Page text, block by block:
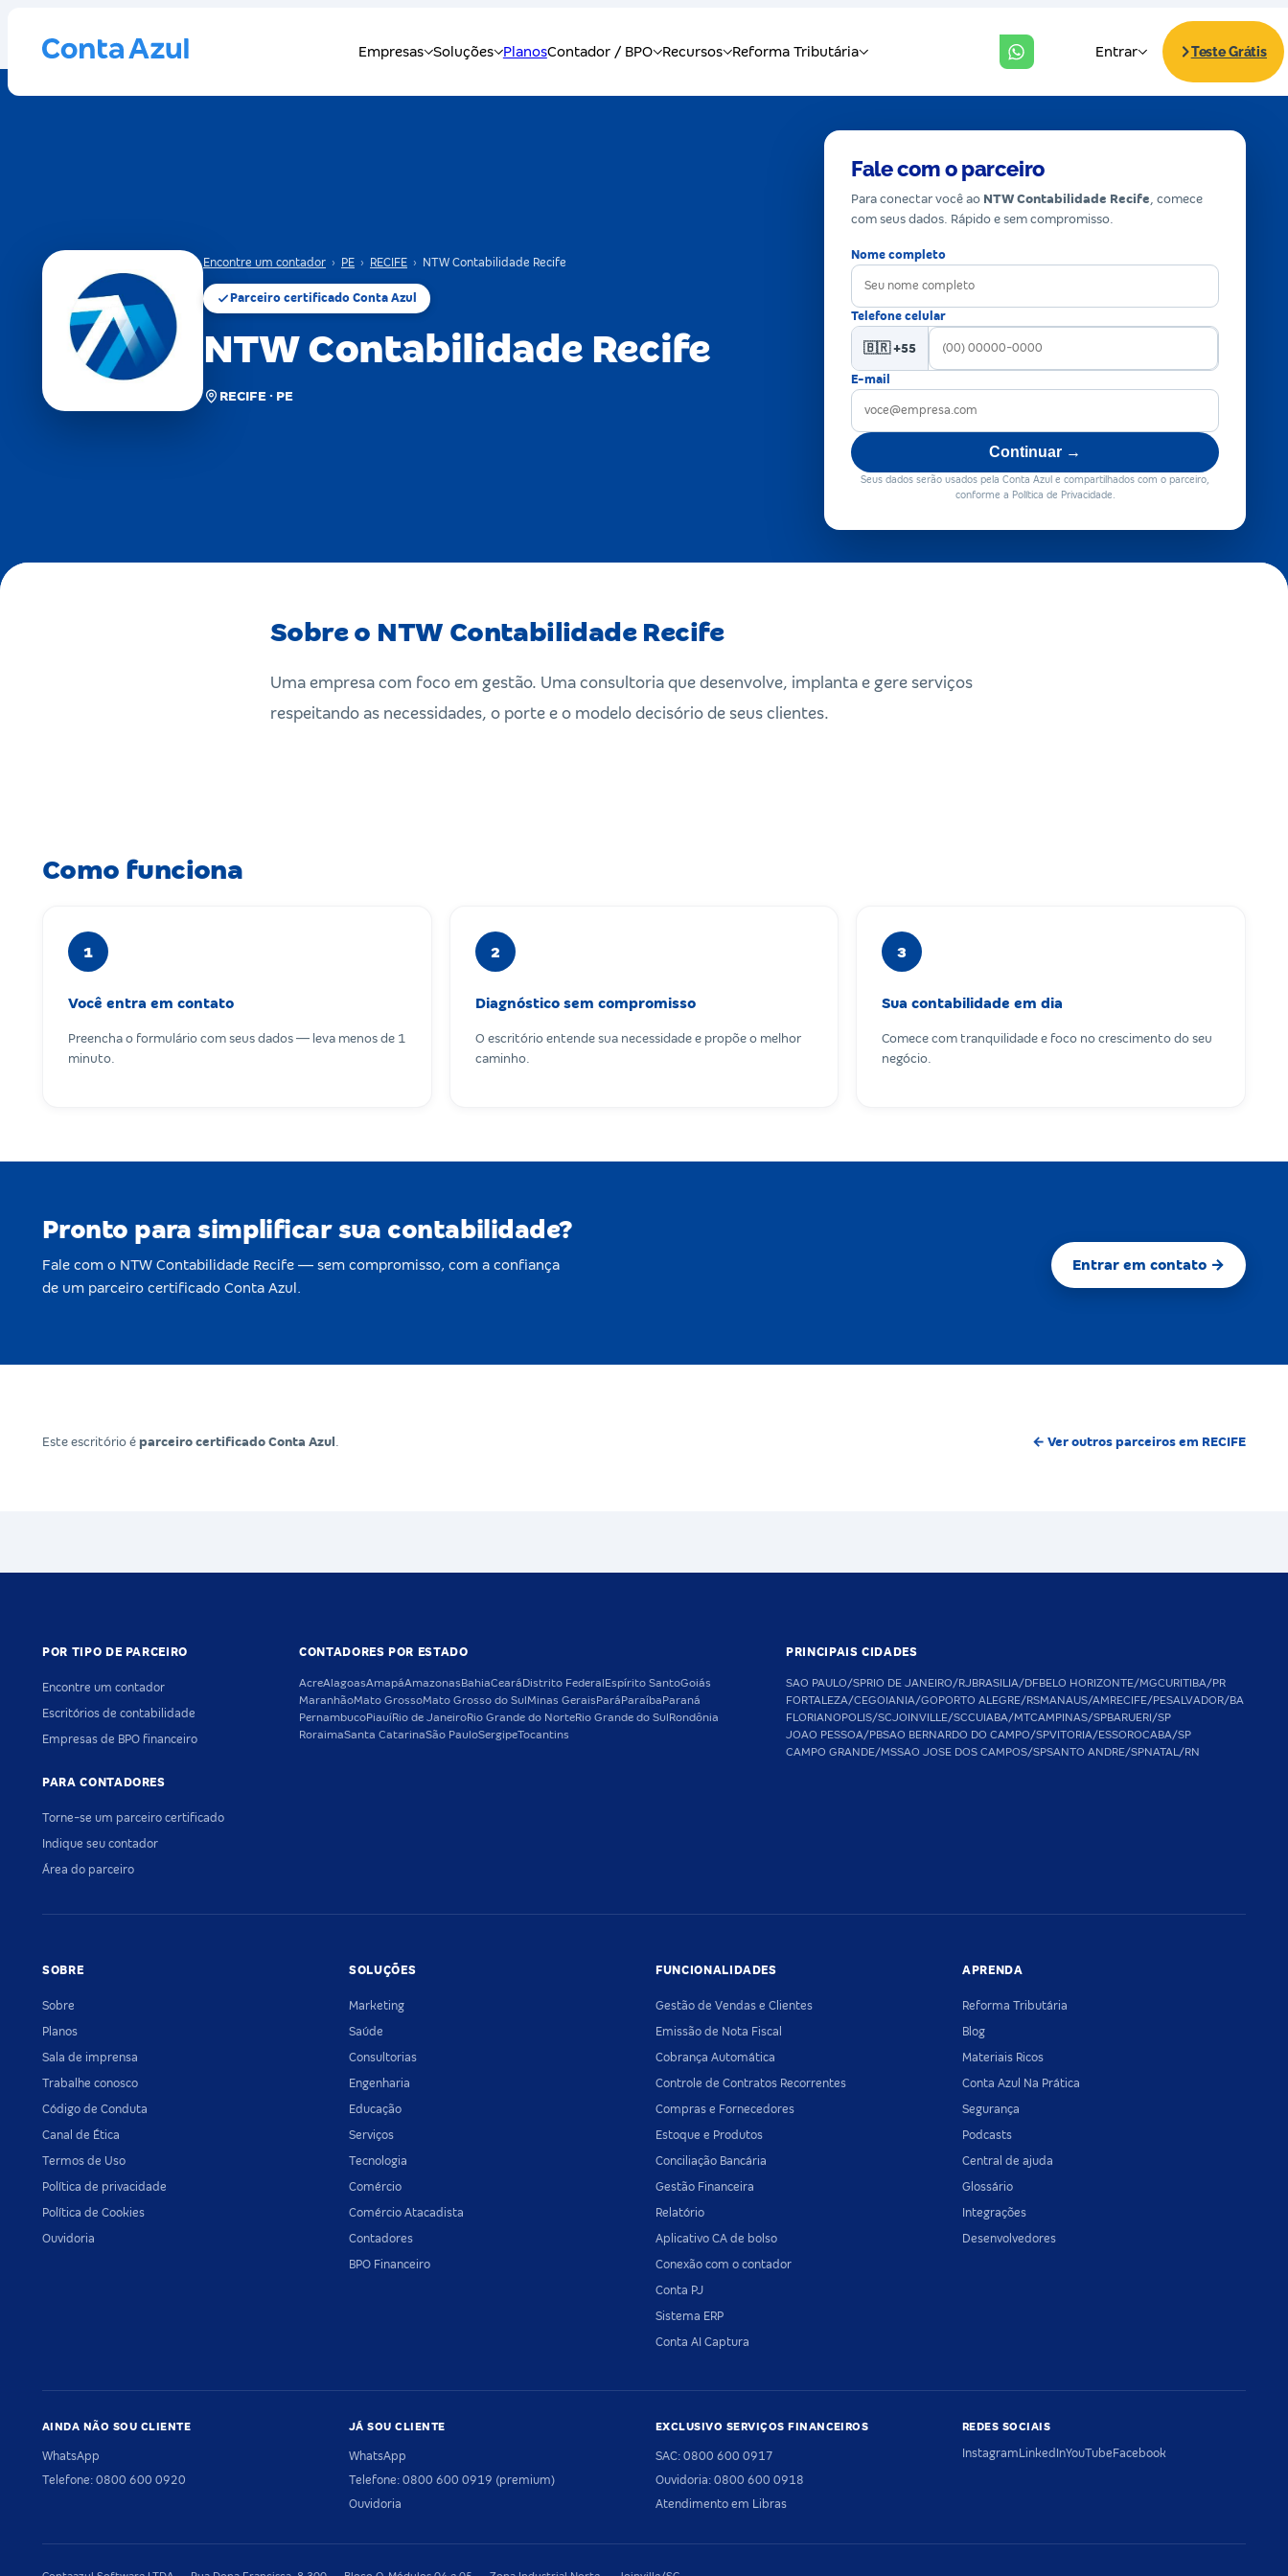
Encontre um contador › PE › RECIFE › NTW Contabilidade Recife
Parceiro certificado Conta Azul
NTW Contabilidade Recife
RECIFE · PE
Fale com o parceiro
Para conectar você ao NTW Contabilidade Recife, comece
com seus dados. Rápido e sem compromisso.
Nome completo
Telefone celular
🇧🇷 +55
E-mail
Continuar →
Seus dados serão usados pela Conta Azul e compartilhados com o parceiro,
conforme a Política de Privacidade.
Sobre o NTW Contabilidade Recife
Uma empresa com foco em gestão. Uma consultoria que desenvolve, implanta e gere serviços
respeitando as necessidades, o porte e o modelo decisório de seus clientes.
Como funciona
1
Você entra em contato
Preencha o formulário com seus dados — leva menos de 1
minuto.
2
Diagnóstico sem compromisso
O escritório entende sua necessidade e propõe o melhor
caminho.
3
Sua contabilidade em dia
Comece com tranquilidade e foco no crescimento do seu
negócio.
Pronto para simplificar sua contabilidade?
Fale com o NTW Contabilidade Recife — sem compromisso, com a confiança
de um parceiro certificado Conta Azul.
Entrar em contato →
Este escritório é parceiro certificado Conta Azul . ← Ver outros parceiros em RECIFE
POR TIPO DE PARCEIRO
Encontre um contador
Escritórios de contabilidade
Empresas de BPO financeiro
PARA CONTADORES
Torne-se um parceiro certificado
Indique seu contador
Área do parceiro
CONTADORES POR ESTADO
AcreAlagoasAmapáAmazonasBahiaCearáDistrito FederalEspírito SantoGoiás
MaranhãoMato GrossoMato Grosso do SulMinas GeraisParáParaíbaParaná
PernambucoPiauíRio de JaneiroRio Grande do NorteRio Grande do SulRondônia
RoraimaSanta CatarinaSão PauloSergipeTocantins
PRINCIPAIS CIDADES
SAO PAULO/SPRIO DE JANEIRO/RJBRASILIA/DFBELO HORIZONTE/MGCURITIBA/PR
FORTALEZA/CEGOIANIA/GOPORTO ALEGRE/RSMANAUS/AMRECIFE/PESALVADOR/BA
FLORIANOPOLIS/SCJOINVILLE/SCCUIABA/MTCAMPINAS/SPBARUERI/SP
JOAO PESSOA/PBSAO BERNARDO DO CAMPO/SPVITORIA/ESSOROCABA/SP
CAMPO GRANDE/MSSAO JOSE DOS CAMPOS/SPSANTO ANDRE/SPNATAL/RN
SOBRE
Sobre
Planos
Sala de imprensa
Trabalhe conosco
Código de Conduta
Canal de Ética
Termos de Uso
Política de privacidade
Política de Cookies
Ouvidoria
SOLUÇÕES
Marketing
Saúde
Consultorias
Engenharia
Educação
Serviços
Tecnologia
Comércio
Comércio Atacadista
Contadores
BPO Financeiro
FUNCIONALIDADES
Gestão de Vendas e Clientes
Emissão de Nota Fiscal
Cobrança Automática
Controle de Contratos Recorrentes
Compras e Fornecedores
Estoque e Produtos
Conciliação Bancária
Gestão Financeira
Relatório
Aplicativo CA de bolso
Conexão com o contador
Conta PJ
Sistema ERP
Conta AI Captura
APRENDA
Reforma Tributária
Blog
Materiais Ricos
Conta Azul Na Prática
Segurança
Podcasts
Central de ajuda
Glossário
Integrações
Desenvolvedores
AINDA NÃO SOU CLIENTE
WhatsApp
Telefone: 0800 600 0920
JÁ SOU CLIENTE
WhatsApp
Telefone: 0800 600 0919 (premium)
Ouvidoria
EXCLUSIVO SERVIÇOS FINANCEIROS
SAC: 0800 600 0917
Ouvidoria: 0800 600 0918
Atendimento em Libras
REDES SOCIAIS
InstagramLinkedInYouTubeFacebook